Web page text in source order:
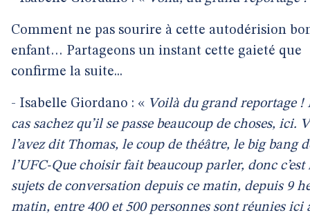
Comment ne pas sourire à cette autodérision
enfant… Partageons un instant cette gaieté que
confirme la suite...
- Isabelle Giordano : « Voilà du grand reportage !
cas sachez qu’il se passe beaucoup de choses, ici.
l’avez dit Thomas, le coup de théâtre, le big bang
l’UFC-Que choisir fait beaucoup parler, donc c’est
sujets de conversation depuis ce matin, depuis 9
matin, entre 400 et 500 personnes sont réunies ici